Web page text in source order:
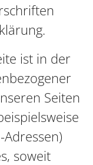
ist in der
Seiten
soweit